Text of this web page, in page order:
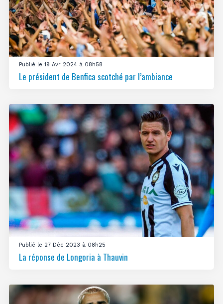
Publié le 19 Avr 2024 à 08h58
Le président de Benfica scotché par l’ambiance
Publié le 27 Déc 2023 à 08h25
La réponse de Longoria à Thauvin